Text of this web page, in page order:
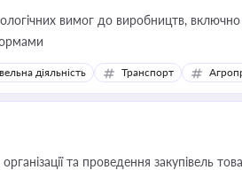
вимог до виробництв,
діяльність Транспорт
та проведення закупівель